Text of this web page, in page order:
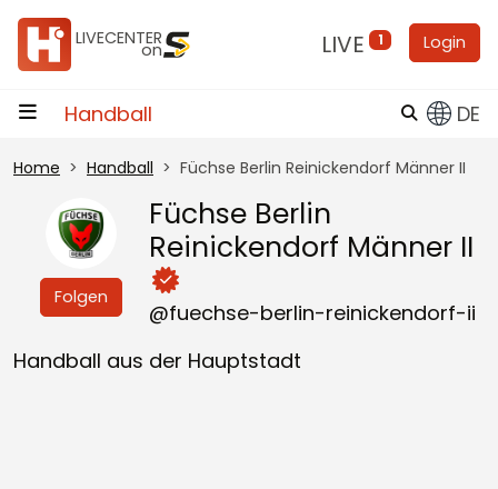
Zum Inhalt
LIVECENTER
on LIVE 1 Login
Handball DE
Home Handball Füchse Berlin Reinickendorf Männer II
Folgen
Füchse Berlin
Reinickendorf Männer II
@fuechse-berlin-reinickendorf-ii
Handball aus der Hauptstadt